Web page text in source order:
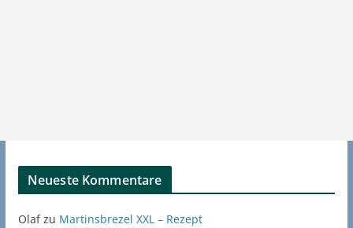
Neueste Kommentare
Olafzu Martinsbrezel XXL – Rezept